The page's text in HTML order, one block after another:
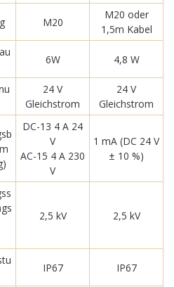
M20
M20 oder
1,5m Kabel
6W 4,8 W
24 V
Gleichstrom
24 V
Gleichstrom
DC-13 4 A 24
V
AC-15 4 A 230
V
1 mA (DC 24 V
± 10 %)
2,5 kV 2,5 kV
IP67 IP67